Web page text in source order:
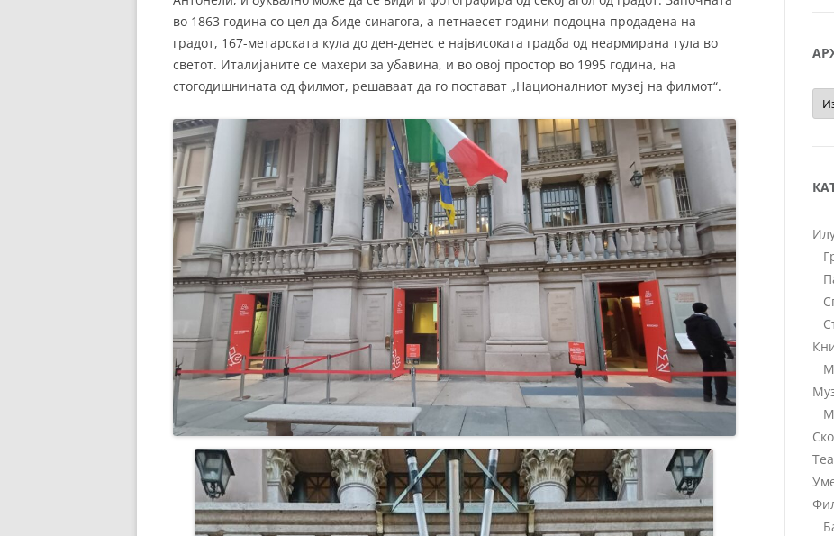
во 1863 година со цел да биде синагога, а петнаесет години подоцна продадена на
градот, 167-метарската кула до ден-денес е највисоката градба од неармирана тула во
светот. Италијаните се махери за убавина, и во овој простор во 1995 година, на
стогодишнината од филмот, решаваат да го постават „Националниот музеј на филмот“.